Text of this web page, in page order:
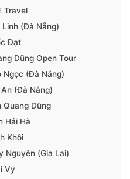
Travel
Linh (Đà Nẵng)
Đạt
Dũng Open Tour
Ngọc (Đà Nẵng)
(Đà Nẵng)
Quang Dũng
Hải Hà
Khôi
Nguyên (Gia Lai)
Vy